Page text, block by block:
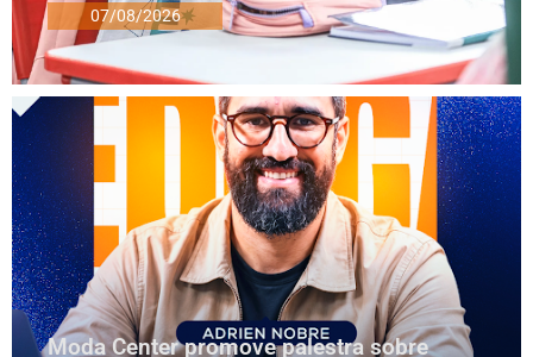
07/08/2026
Moda Center promove palestra sobre